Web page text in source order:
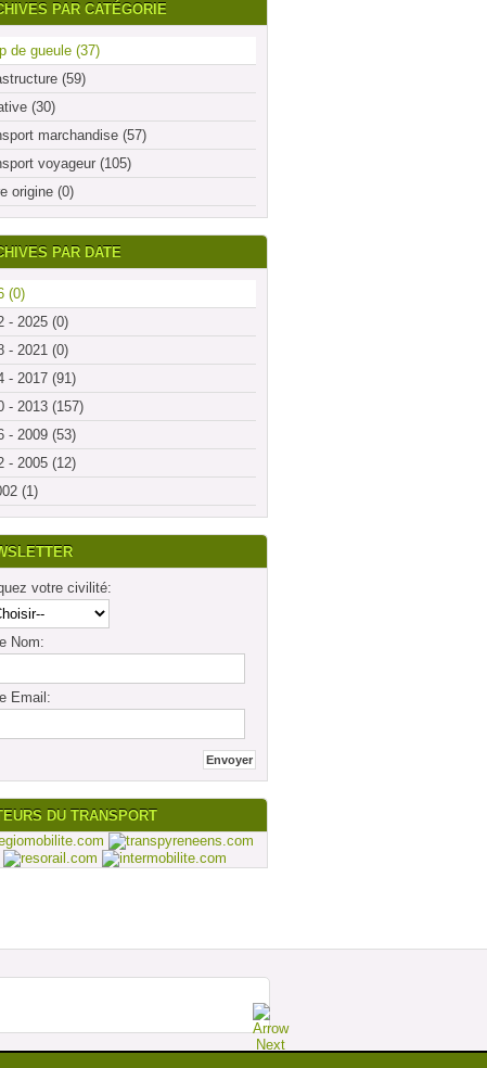
PAR CATÉGORIE
de gueule (37)
(59)
(30)
marchandise (57)
voyageur (105)
origine (0)
PAR DATE
(0)
- 2025 (0)
- 2021 (0)
- 2017 (91)
- 2013 (157)
- 2009 (53)
- 2005 (12)
(1)
votre civilité:
Nom:
Email:
DU TRANSPORT